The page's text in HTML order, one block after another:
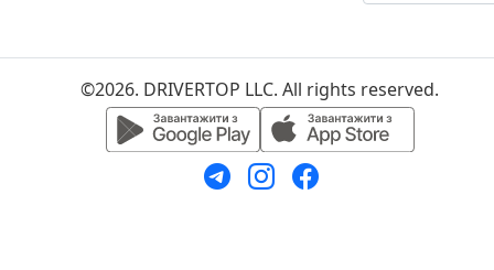
©2026. DRIVERTOP LLC. All rights reserved.